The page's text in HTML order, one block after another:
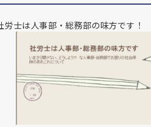
労士は人事部・総務部の味方です！